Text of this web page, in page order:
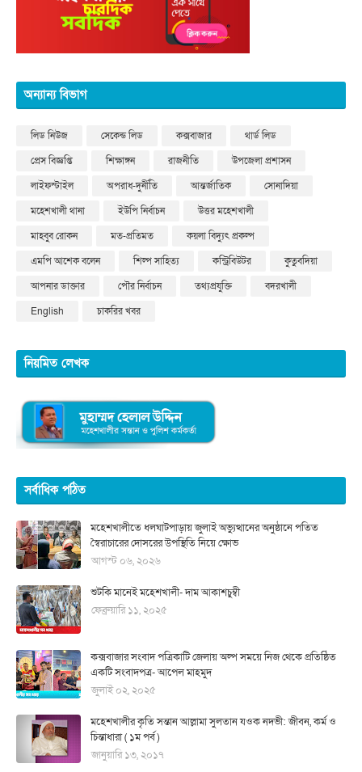
অন্যান্য বিভাগ
লিড নিউজ সেকেন্ড লিড কক্সবাজার
থার্ড লিড
প্রেস বিজ্ঞপ্তি
শিক্ষাঙ্গন রাজনীতি
উপজেলা প্রশাসন
লাইফস্টাইল
অপরাধ-দুর্নীতি আন্তর্জাতিক
সোনাদিয়া
মহেশখালী থানা
ইউপি নির্বাচন
উত্তর মহেশখালী
মাহবুব রোকন
মত-প্রতিমত
কয়লা বিদ্যুৎ প্রকল্প
এমপি আশেক বলেন
শিল্প সাহিত্য কন্ট্রিবিউটর
কুতুবদিয়া
আপনার ডাক্তার
পৌর নির্বাচন তথ্যপ্রযুক্তি
বদরখালী
English
চাকরির খবর
নিয়মিত লেখক
সর্বাধিক পঠিত
মহেশখালীতে ধলঘাটপাড়ায় জুলাই অভ্যুত্থানের অনুষ্ঠানে পতিত
স্বৈরাচারের দোসরের উপস্থিতি নিয়ে ক্ষোভ
আগস্ট ০৬, ২০২৬
শুটকি মানেই মহেশখালী- দাম আকাশচুম্বী
ফেব্রুয়ারি ১১, ২০২৫
কক্সবাজার সংবাদ পত্রিকাটি জেলায় অল্প সময়ে নিজ থেকে প্রতিষ্ঠিত
একটি সংবাদপত্র- আপেল মাহমুদ
জুলাই ০২, ২০২৫
মহেশখালীর কৃতি সন্তান আল্লামা সুলতান যওক নদভী: জীবন, কর্ম ও
চিন্তাধারা ( ১ম পর্ব )
জানুয়ারি ১৩, ২০১৭